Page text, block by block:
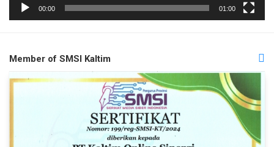
00:00 01:00
Member of SMSI Kaltim